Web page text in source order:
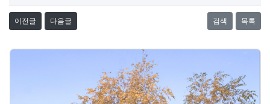
이전글 다음글 검색 목록